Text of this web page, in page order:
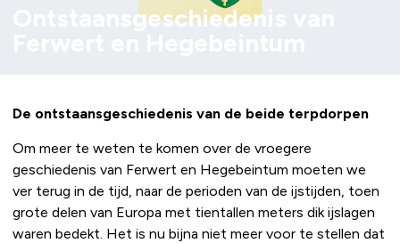
Ontstaansgeschiedenis van
De ontstaansgeschiedenis van de beide terpdorpen
Om meer te weten te komen over de vroegere
geschiedenis van Ferwert en Hegebeintum moeten we
ver terug in de tijd, naar de perioden van de ijstijden, toen
grote delen van Europa met tientallen meters dik ijslagen
waren bedekt. Het is nu bijna niet meer voor te stellen dat